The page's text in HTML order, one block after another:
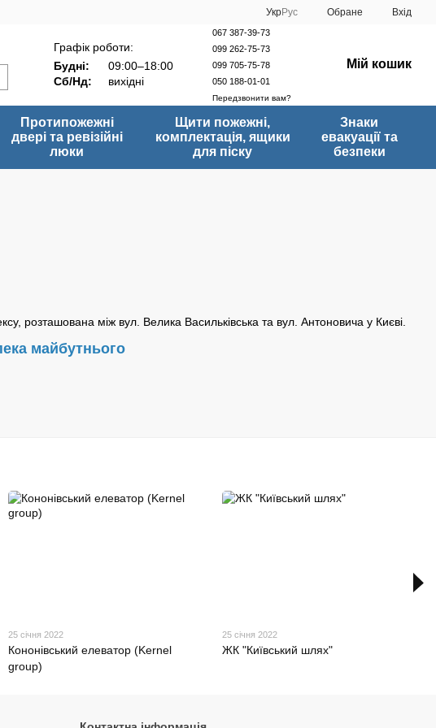
УкрРус Обране Вхід
Графік роботи:
Будні:
09:00–18:00
Сб/Нд:
вихідні
067 387-39-73
099 262-75-73
099 705-75-78
050 188-01-01
Передзвонити вам?
Мій кошик
Протипожежні
двері та ревізійні
люки
Щити пожежні,
комплектація, ящики
для піску
Знаки
евакуації та
безпеки
розташована між вул. Велика Васильківська та вул. Антоновича у Києві.
майбутнього
25 січня 2022
Кононівський елеватор (Kernel
group)
25 січня 2022
ЖК "Київський шлях"